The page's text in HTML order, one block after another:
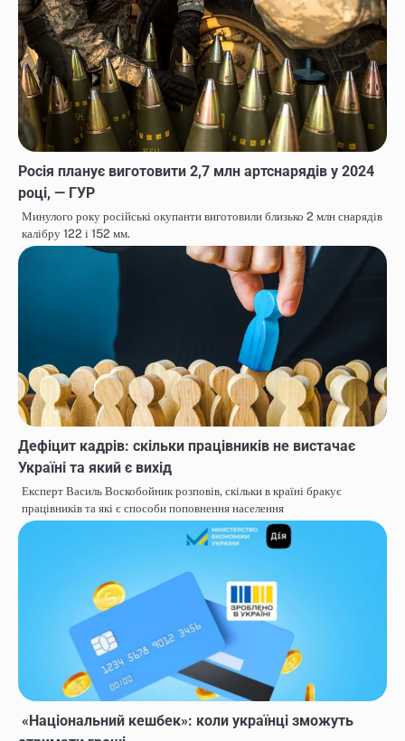
Росія планує виготовити 2,7 млн артснарядів у 2024
році, — ГУР
Минулого року російські окупанти виготовили близько 2 млн снарядів
калібру 122 і 152 мм.
Дефіцит кадрів: скільки працівників не вистачає
Україні та який є вихід
Експерт Василь Воскобойник розповів, скільки в країні бракує
працівників та які є способи поповнення населення
«Національний кешбек»: коли українці зможуть